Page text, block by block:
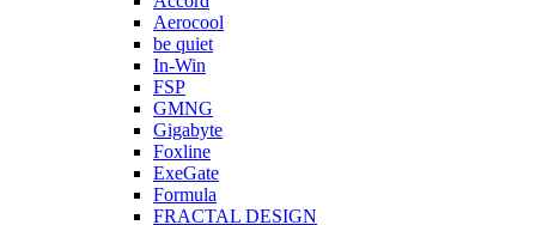
Aerocool
be quiet
In-Win
FSP
GMNG
Gigabyte
Foxline
ExeGate
Formula
FRACTAL DESIGN